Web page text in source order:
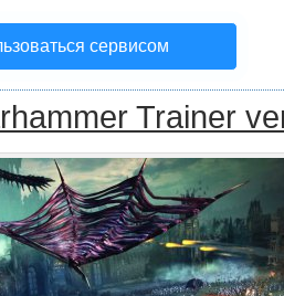
сервисом
Trainer